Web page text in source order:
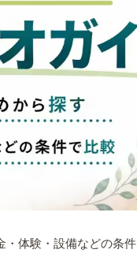
体験・設備などの条